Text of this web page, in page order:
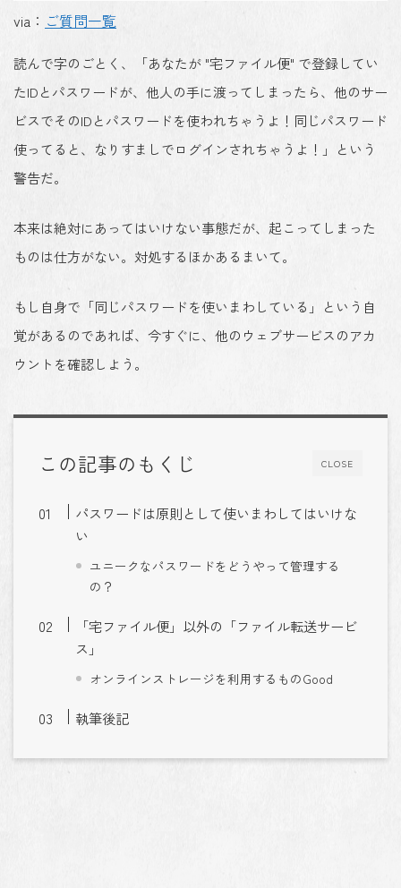
via： ご質問一覧
読んで字のごとく、「あなたが "宅ファイル便" で登録してい
たIDとパスワードが、他人の手に渡ってしまったら、他のサー
ビスでそのIDとパスワードを使われちゃうよ！同じパスワード
使ってると、なりすましでログインされちゃうよ！」という
警告だ。
本来は絶対にあってはいけない事態だが、起こってしまった
ものは仕方がない。対処するほかあるまいて。
もし自身で「同じパスワードを使いまわしている」という自
覚があるのであれば、今すぐに、他のウェブサービスのアカ
ウントを確認しよう。
CLOSE
この記事のもくじ
パスワードは原則として使いまわしてはいけな
い
ユニークなパスワードをどうやって管理する
の？
「宅ファイル便」以外の「ファイル転送サービ
ス」
オンラインストレージを利用するものGood
執筆後記